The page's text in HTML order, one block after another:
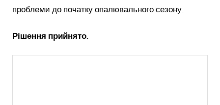
проблеми до початку опалювального сезону.
Рішення прийнято.